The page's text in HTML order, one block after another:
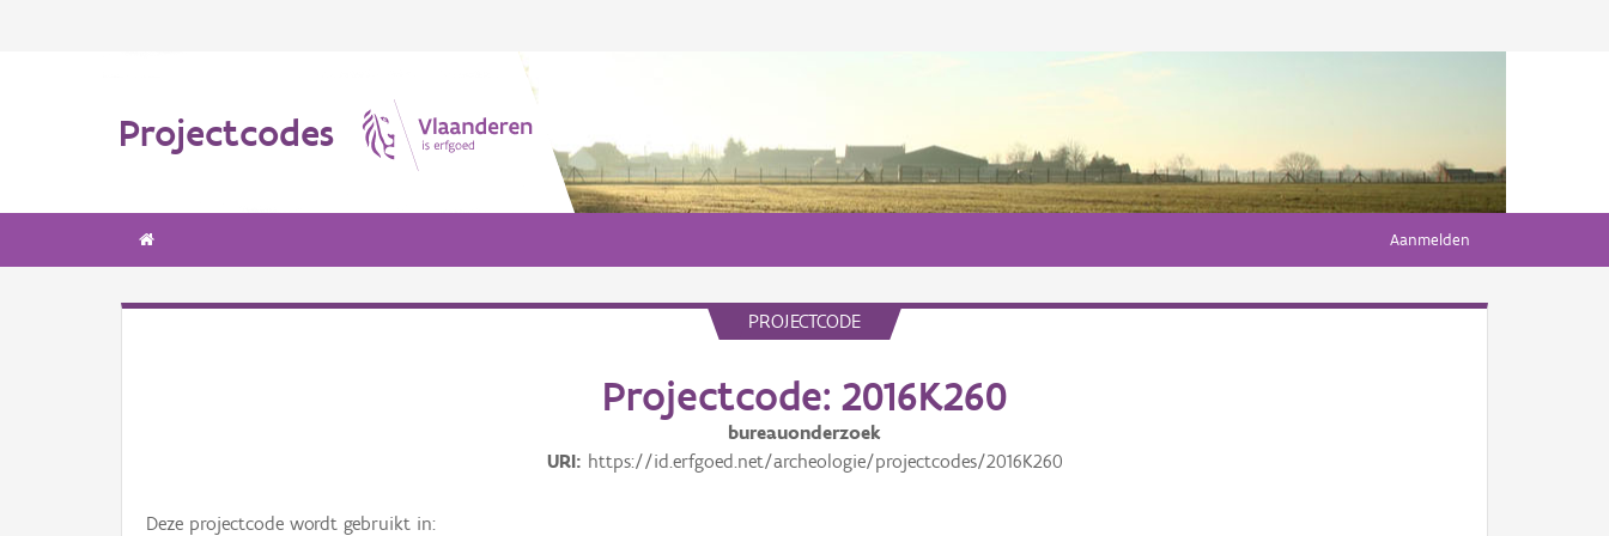
Projectcodes
Aanmelden
PROJECTCODE
Projectcode: 2016K260
bureauonderzoek
URI
https://id.erfgoed.net/archeologie/projectcodes/2016K260
Deze projectcode wordt gebruikt in: